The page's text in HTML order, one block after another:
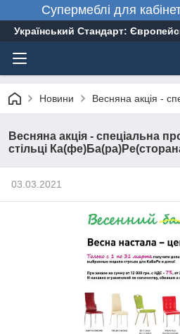
Супермеблі для
Український Стандарт:
Новини Весняна акція -
Весняна акція - спеціальна
стільці
03.03.2021